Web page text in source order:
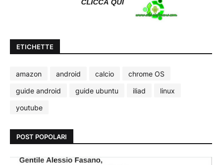
ETICHETTE
amazon android calcio
chrome OS
guide android
guide ubuntu iliad
linux
youtube
POST POPOLARI